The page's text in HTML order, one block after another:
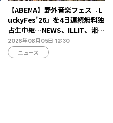
【ABEMA】野外音楽フェス『L
uckyFes'26』を4日連続無料独
占生中継…NEWS、ILLIT、湘南
乃風ら60組以上が集結
2026年08月05日 12:30
ニュース